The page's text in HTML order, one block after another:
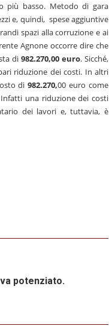
più basso. Metodo di gara
e, quindi, spese aggiuntive
spazi alla corruzione e ai
Agnone occorre dire che
di 982.270,00 euro. Sicché,
riduzione dei costi. In altri
di982.270,00 euro come
una riduzione dei costi
dei lavori e, tuttavia, è
potenziato.